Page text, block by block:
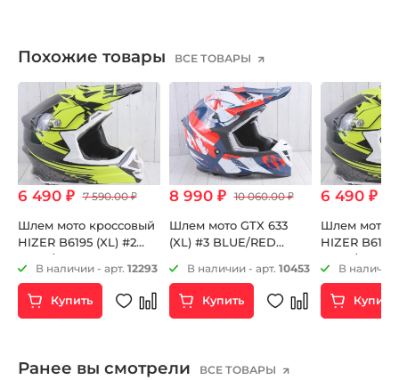
Похожие товары ВСЕ ТОВАРЫ
6 490 ₽ 7 590.00 ₽
Шлем мото кроссовый
HIZER B6195 (XL) #2
black/yellow
В наличии - арт. 12293
Купить
8 990 ₽ 10 060.00 ₽
Шлем мото GTX 633
(XL) #3 BLUE/RED
В наличии - арт. 10453
Купить
6 490 ₽
Шлем мото
HIZER
black/yellow
В наличии
Купить
Ранее вы смотрели ВСЕ ТОВАРЫ